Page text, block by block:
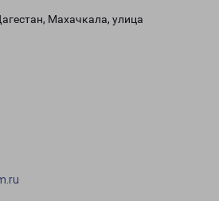
Махачкала, улица